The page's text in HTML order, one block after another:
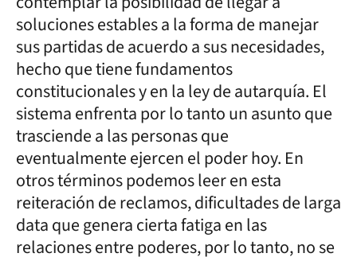
soluciones estables a la forma de manejar
sus partidas de acuerdo a sus necesidades,
hecho que tiene fundamentos
constitucionales y en la ley de autarquía. El
sistema enfrenta por lo tanto un asunto que
trasciende a las personas que
eventualmente ejercen el poder hoy. En
otros términos podemos leer en esta
reiteración de reclamos, dificultades de larga
data que genera cierta fatiga en las
relaciones entre poderes, por lo tanto, no se